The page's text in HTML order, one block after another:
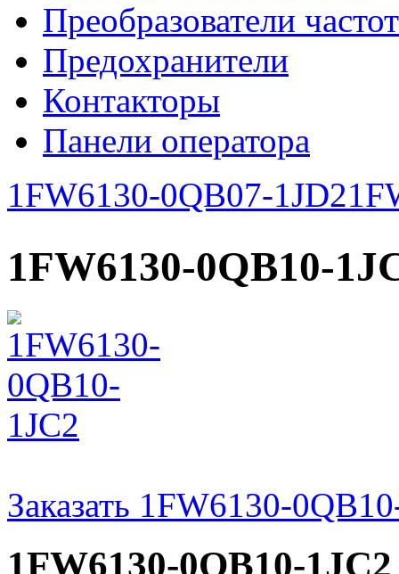
Преобразователи
Предохранители
Контакторы
Панели оператора
1FW6130-0QB07-1JD2
1FW6130-0QB10-
Заказать 1FW6130-
1FW6130-0QB10-